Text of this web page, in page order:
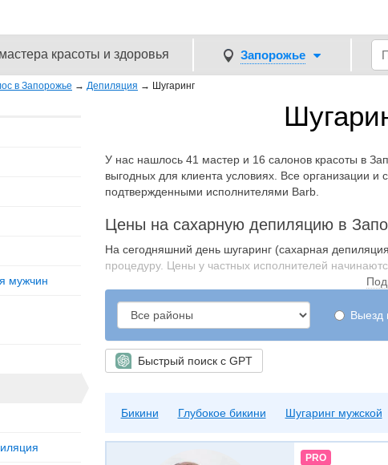
красоты и здоровья Запорожье
в Запорожье → Депиляция → Шугаринг
У нас нашлось 41 мастер и 16 салонов красоты в
выгодных для клиента условиях. Все организации
подтвержденными исполнителями Barb.
Цены на сахарную депиляцию в
На сегодняшний день шугаринг (сахарная
процедуру. Цены у частных исполнителей
Выезд
Быстрый поиск с GPT
Бикини Глубокое бикини Шугаринг мужской
мужчин
PRO